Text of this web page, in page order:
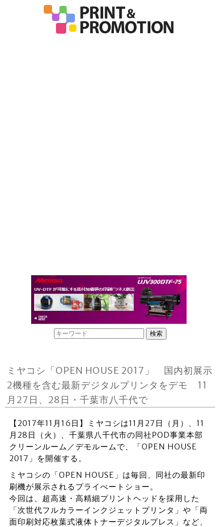
ミヤコシ「OPEN HOUSE 2017」 国内初展示
2機種を含む最新デジタルプリンタをデモ 11
月27日、28日・千葉市八千代で
【2017年11月16日】ミヤコシは11月27日（月）、11
月28日（火）、千葉県八千代市の同社POD事業本部
クリーンルーム／デモルームで、「OPEN HOUSE
2017」を開催する。
ミヤコシの「OPEN HOUSE」は毎回、同社の最新印
刷機が展示されるプライべートショー。
今回は、超高速・高精細プリントヘッドを採用した
「次世代フルカラーインクジェットプリンタ」や「両
面印刷対応枚葉式液体トナーデジタルプレス」など、